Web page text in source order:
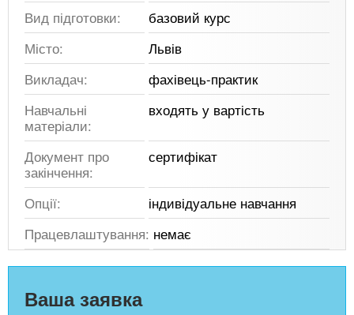
Вид підготовки:
базовий курс
Місто:
Львів
Викладач:
фахівець-практик
Навчальні
матеріали:
входять у вартість
Документ про
закінчення:
сертифікат
Опції:
індивідуальне навчання
Працевлаштування: немає
Ваша заявка